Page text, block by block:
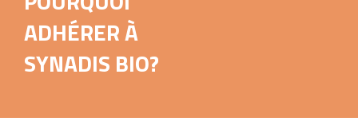
magasin
Etudes
des
ADHÉRER À
SYNADIS BIO?